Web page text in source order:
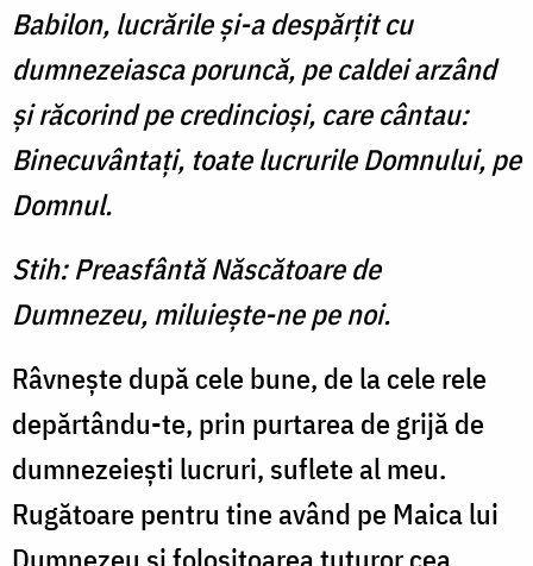
Babilon, lucrările şi-a despărţit cu
dumnezeiasca poruncă, pe caldei arzând
şi răcorind pe credincioşi, care cântau:
Binecuvântaţi, toate lucrurile Domnului, pe
Domnul.
Stih: Preasfântă Născătoare de
Dumnezeu, miluieşte-ne pe noi.
Râvneşte după cele bune, de la cele rele
depărtându-te, prin purtarea de grijă de
dumnezeieşti lucruri, suflete al meu.
Rugătoare pentru tine având pe Maica lui